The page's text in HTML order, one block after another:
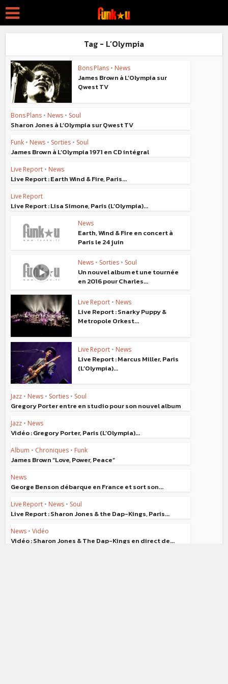
Tag - L’Olympia
Bons Plans • News
James Brown à L’Olympia sur
Qwest TV
Bons Plans • News • Soul
Sharon Jones à L’Olympia sur Qwest TV
Funk • News • Sorties • Soul
James Brown à L’Olympia 1971 en CD intégral
Live Report • News
Live Report : Earth Wind & Fire, Paris...
Live Report
Live Report : Lisa Simone, Paris (L’Olympia)...
News
Earth, Wind & Fire en concert à
Paris le 24 juin
News • Sorties • Soul
Un nouvel album et une tournée
en 2016 pour Charles...
Live Report • News
Live Report : Snarky Puppy &
Metropole Orkest...
Live Report • News
Live Report : Marcus Miller, Paris
(L’Olympia)...
Jazz • News • Sorties • Soul
Gregory Porter entre en studio pour son nouvel album
Jazz • News
Vidéo : Gregory Porter, Paris (L’Olympia)...
Album • Chroniques • Funk
James Brown “Love, Power, Peace”
News
George Benson débarque en France et sort son...
Live Report • News • Soul
Live Report : Sharon Jones & the Dap-Kings, Paris...
News • Vidéo
Vidéo : Sharon Jones & The Dap-Kings en direct de...